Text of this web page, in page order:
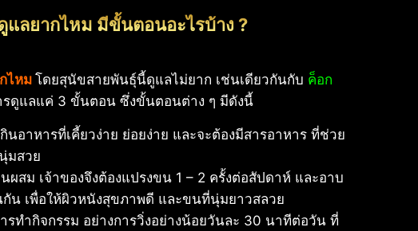
แลยากไหม มีขั้นตอนอะไรบ้าง ?
ไหม โดยสุนัขสายพันธุ์นี้ดูแลไม่ยาก เช่นเดียวกันกับ ค็อก
ดูแลแค่ 3 ขั้นตอน ซึ่งขั้นตอนต่าง ๆ มีดังนี้
อาหารที่เคี้ยวง่าย ย่อยง่าย และจะต้องมีสารอาหาร ที่ช่วย
มสวย
ผสม เจ้าของจึงต้องแปรงขน 1 – 2 ครั้งต่อสัปดาห์ และอาบ
กัน เพื่อให้ผิวหนังสุขภาพดี และขนที่นุ่มยาวสลวย
รทำกิจกรรม อย่างการวิ่งอย่างน้อยวันละ 30 นาทีต่อวัน ที่